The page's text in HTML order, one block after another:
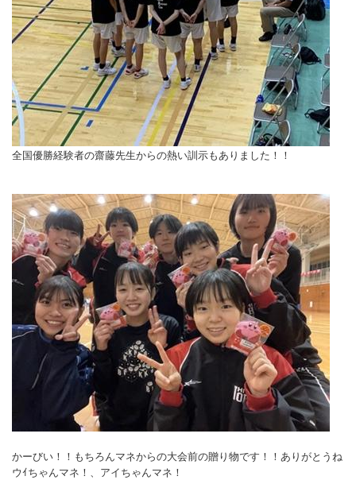
全国優勝経験者の齋藤先生からの熱い訓示もありました！！
かーびい！！もちろんマネからの大会前の贈り物です！！ありがとうね
ウｲちゃんマネ！、アイちゃんマネ！